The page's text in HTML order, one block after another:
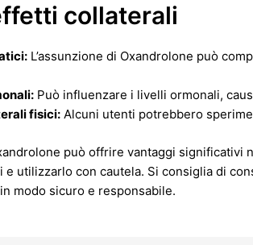
collaterali
L’assunzione di Oxandrolone può
Può influenzare i livelli ormonali,
fisici: Alcuni utenti potrebbero
può offrire vantaggi
e utilizzarlo con cautela. Si consiglia di
modo sicuro e responsabile.